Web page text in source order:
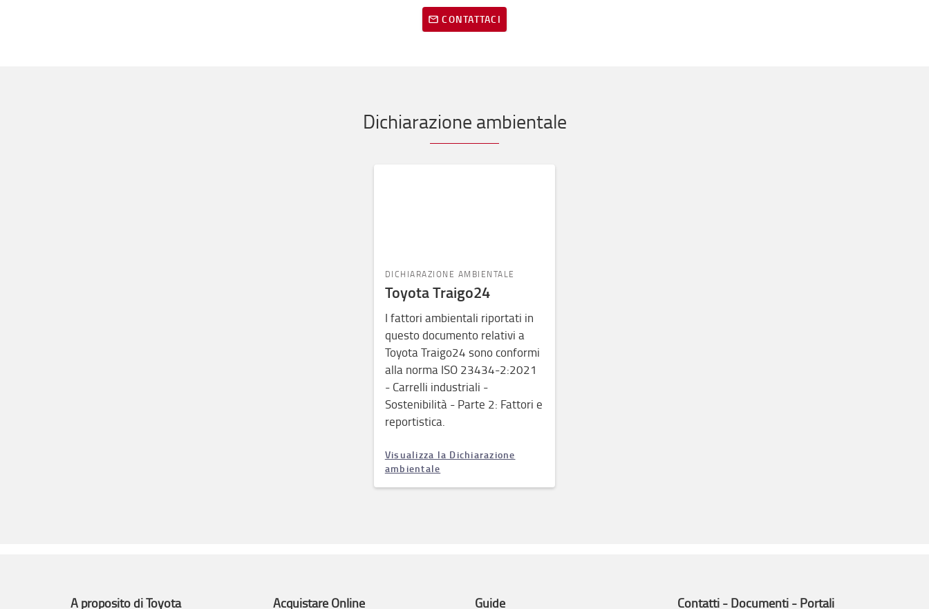
CONTATTACI
Dichiarazione ambientale
DICHIARAZIONE AMBIENTALE
Toyota Traigo24
I fattori ambientali riportati in
questo documento relativi a
Toyota Traigo24 sono conformi
alla norma ISO 23434-2:2021
- Carrelli industriali -
Sostenibilità - Parte 2: Fattori e
reportistica.
Visualizza la Dichiarazione
ambientale
A proposito di Toyota Acquistare Online Guide Contatti - Documenti - Portali